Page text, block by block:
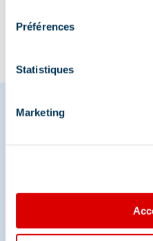
Préférences
Statistiques
Marketing
Partagez